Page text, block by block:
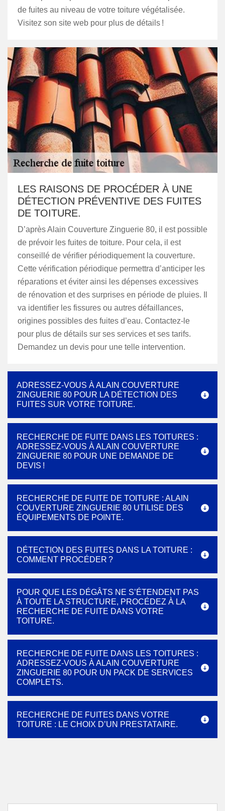
de fuites au niveau de votre toiture végétalisée.
Visitez son site web pour plus de détails !
LES RAISONS DE PROCÉDER À UNE
DÉTECTION PRÉVENTIVE DES FUITES
DE TOITURE.
D’après Alain Couverture Zinguerie 80, il est possible
de prévoir les fuites de toiture. Pour cela, il est
conseillé de vérifier périodiquement la couverture.
Cette vérification périodique permettra d’anticiper les
réparations et éviter ainsi les dépenses excessives
de rénovation et des surprises en période de pluies. Il
va identifier les fissures ou autres défaillances,
origines possibles des fuites d’eau. Contactez-le
pour plus de détails sur ses services et ses tarifs.
Demandez un devis pour une telle intervention.
ADRESSEZ-VOUS À ALAIN COUVERTURE
ZINGUERIE 80 POUR LA DÉTECTION DES
FUITES SUR VOTRE TOITURE.
RECHERCHE DE FUITE DANS LES TOITURES :
ADRESSEZ-VOUS À ALAIN COUVERTURE
ZINGUERIE 80 POUR UNE DEMANDE DE
DEVIS !
RECHERCHE DE FUITE DE TOITURE : ALAIN
COUVERTURE ZINGUERIE 80 UTILISE DES
ÉQUIPEMENTS DE POINTE.
DÉTECTION DES FUITES DANS LA TOITURE :
COMMENT PROCÉDER ?
POUR QUE LES DÉGÂTS NE S’ÉTENDENT PAS
À TOUTE LA STRUCTURE, PROCÉDEZ À LA
RECHERCHE DE FUITE DANS VOTRE
TOITURE.
RECHERCHE DE FUITE DANS LES TOITURES :
ADRESSEZ-VOUS À ALAIN COUVERTURE
ZINGUERIE 80 POUR UN PACK DE SERVICES
COMPLETS.
RECHERCHE DE FUITES DANS VOTRE
TOITURE : LE CHOIX D’UN PRESTATAIRE.